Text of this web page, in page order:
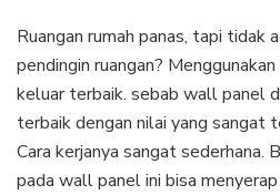
Ruangan rumah panas, tapi tidak
pendingin ruangan?
keluar terbaik. sebab wall panel
terbaik dengan nilai yang sangat
Cara kerjanya sangat sederhana.
pada wall panel ini bisa